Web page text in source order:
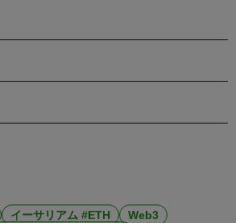
イーサリアム #ETH
Web3